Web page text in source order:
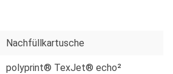
Nachfüllkartusche
polyprint® TexJet® echo²